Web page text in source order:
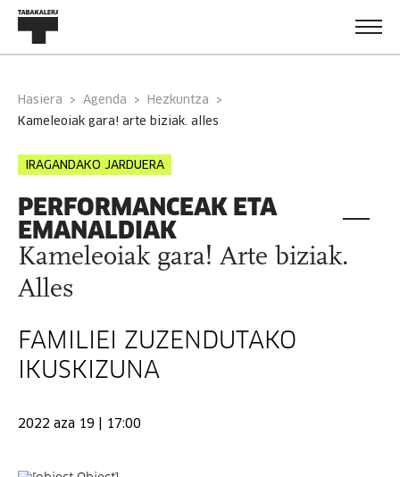
Hasiera Agenda
Hezkuntza
kameleoiak gara! arte biziak. alles
IRAGANDAKO JARDUERA
PERFORMANCEAK ETA
EMANALDIAK
Kameleoiak gara! Arte biziak.
Alles
FAMILIEI ZUZENDUTAKO
IKUSKIZUNA
2022 aza 19 | 17:00